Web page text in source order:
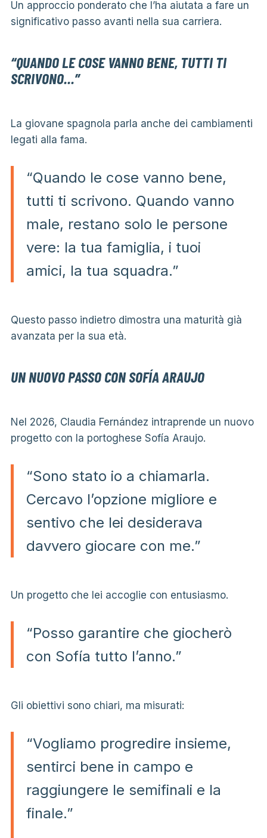
Un approccio ponderato che l’ha aiutata a fare un
significativo passo avanti nella sua carriera.
“QUANDO LE COSE VANNO BENE, TUTTI TI
SCRIVONO…”
La giovane spagnola parla anche dei cambiamenti
legati alla fama.
“Quando le cose vanno bene,
tutti ti scrivono. Quando vanno
male, restano solo le persone
vere: la tua famiglia, i tuoi
amici, la tua squadra.”
Questo passo indietro dimostra una maturità già
avanzata per la sua età.
UN NUOVO PASSO CON SOFÍA ARAUJO
Nel 2026, Claudia Fernández intraprende un nuovo
progetto con la portoghese Sofía Araujo.
“Sono stato io a chiamarla.
Cercavo l’opzione migliore e
sentivo che lei desiderava
davvero giocare con me.”
Un progetto che lei accoglie con entusiasmo.
“Posso garantire che giocherò
con Sofía tutto l’anno.”
Gli obiettivi sono chiari, ma misurati:
“Vogliamo progredire insieme,
sentirci bene in campo e
raggiungere le semifinali e la
finale.”